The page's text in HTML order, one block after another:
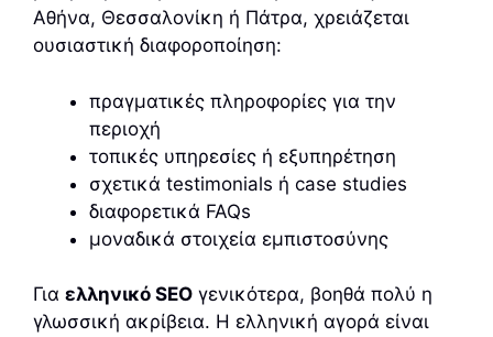
Αθήνα, Θεσσαλονίκη ή Πάτρα, χρειάζεται
ουσιαστική διαφοροποίηση:
πραγματικές πληροφορίες για την
περιοχή
τοπικές υπηρεσίες ή εξυπηρέτηση
σχετικά testimonials ή case studies
διαφορετικά FAQs
μοναδικά στοιχεία εμπιστοσύνης
Για ελληνικό SEO γενικότερα, βοηθά πολύ η
γλωσσική ακρίβεια. Η ελληνική αγορά είναι